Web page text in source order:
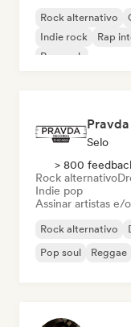
Rock alternativo
Indie rock
Rap
Pop rock
Selo
> 800
Rock alternativo
Indie pop
Assinar artistas e/
Rock alternativo
Pop soul
Reggae